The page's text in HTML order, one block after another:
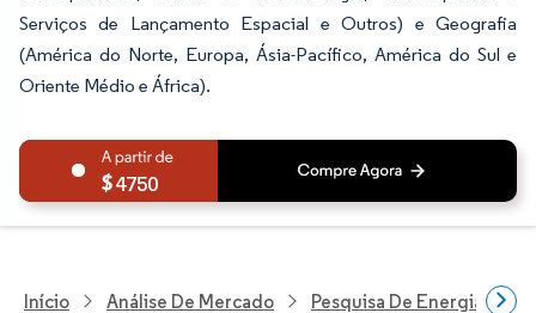
Serviços de Lançamento Espacial e Outros) e Geografia
(América do Norte, Europa, Ásia-Pacífico, América do Sul e
Oriente Médio e África).
4750
Início Análise De Mercado Pesquisa De Energia E